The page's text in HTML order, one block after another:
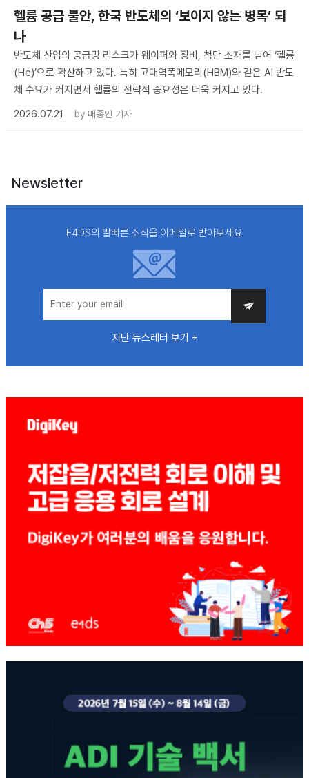
헬륨 공급 불안, 한국 반도체의 ‘보이지 않는 병목’ 되
나
반도체 산업의 공급망 리스크가 웨이퍼와 장비, 첨단 소재를 넘어 ‘헬륨
(He)’으로 확산하고 있다. 특히 고대역폭메모리(HBM)와 같은 AI 반도
체 수요가 커지면서 헬륨의 전략적 중요성은 더욱 커지고 있다.
2026.07.21
by 배종인 기자
Newsletter
E4DS의 발빠른 소식을 이메일로 받아보세요
지난 뉴스레터 보기 +